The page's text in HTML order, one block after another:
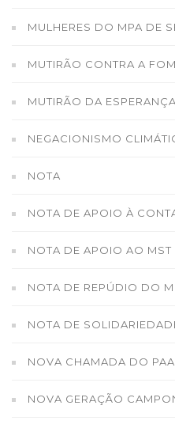
MULHERES DO MPA DE
MUTIRÃO CONTRA A
MUTIRÃO DA
NEGACIONISMO
NOTA
NOTA DE APOIO À
NOTA DE APOIO AO MST
NOTA DE REPÚDIO DO
NOTA DE
NOVA CHAMADA DO PAA
NOVA GERAÇÃO